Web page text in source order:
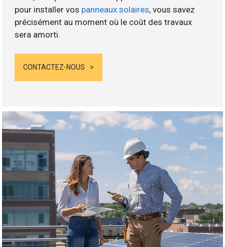
pour installer vos panneaux solaires, vous savez
précisément au moment où le coût des travaux
sera amorti.
CONTACTEZ-NOUS